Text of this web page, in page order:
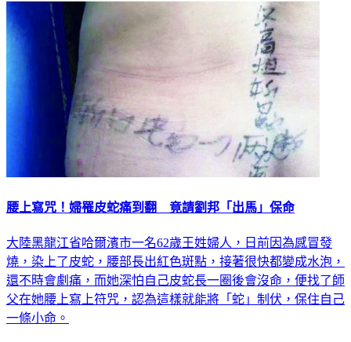
腰上寫咒！婦罹皮蛇痛到翻 竟請劉邦「出馬」保命
大陸黑龍江省哈爾濱市一名62歲王姓婦人，日前因為感冒發
燒，染上了皮蛇，腰部長出紅色斑點，接著很快都變成水泡，
還不時會劇痛，而她深怕自己皮蛇長一圈後會沒命，便找了師
父在她腰上寫上符咒，認為這樣就能將「蛇」制伏，保住自己
一條小命。